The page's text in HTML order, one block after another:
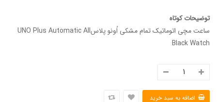
توضیحات کوتاه
ساعت مچی اتوماتیک تمام مشکی اُونو پلاسUNO Plus Automatic All
Black Watch